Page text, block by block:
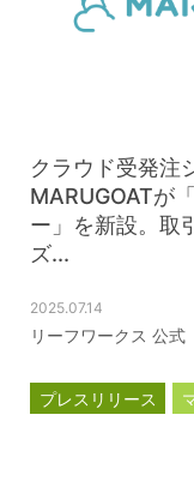
クラウド受発注
MARUGOATが
ー」を新設。取
ズ...
2025.07.14
リーフワークス 公式
プレスリリース